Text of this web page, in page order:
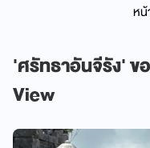
หน้
'ศรัทธาอันจีรัง' ข
View